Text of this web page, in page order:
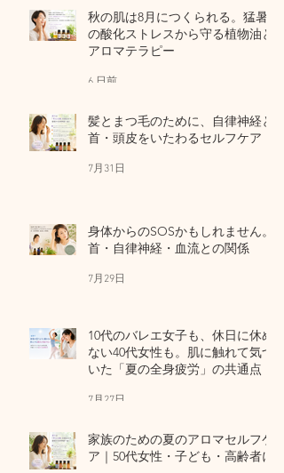
秋の肌は8月につくられる。猛暑
の酸化ストレスから守る植物油と
アロマテラピー
6 日前
髪とまつ毛のために、自律神経と
首・頭皮をいたわるセルフケア
7月31日
身体からのSOSかもしれません。
首・自律神経・血流との関係
7月29日
10代のバレエ女子も、休日に休め
ない40代女性も。肌に触れて気づ
いた「夏の全身疲労」の共通点
7月27日
家族のための夏のアロマセルフケ
ア｜50代女性・子ども・高齢者に